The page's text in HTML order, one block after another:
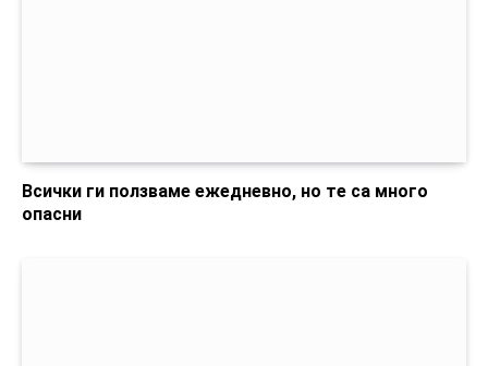
Всички ги ползваме ежедневно, но те са много
опасни